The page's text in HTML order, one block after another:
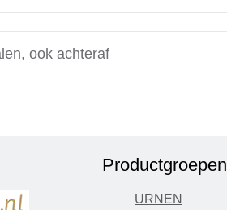
ook achteraf
Productgroepen
URNEN